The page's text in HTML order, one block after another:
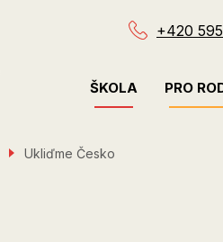
+420
Menu
ŠKOLA PRO
Ukliďme Česko